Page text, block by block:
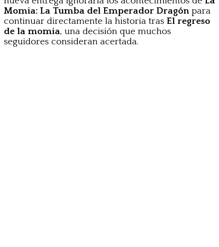
Momia: La Tumba del Emperador Dragón para
continuar directamente la historia tras El regreso
de la momia, una decisión que muchos
seguidores consideran acertada.